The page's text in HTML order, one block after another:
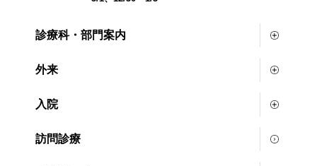
診療科・部門案内
外来
入院
訪問診療